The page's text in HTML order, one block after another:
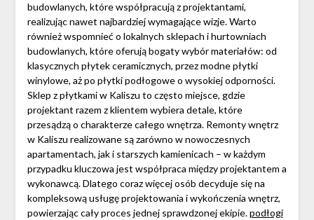
budowlanych, które współpracują z projektantami,
realizując nawet najbardziej wymagające wizje. Warto
również wspomnieć o lokalnych sklepach i hurtowniach
budowlanych, które oferują bogaty wybór materiałów: od
klasycznych płytek ceramicznych, przez modne płytki
winylowe, aż po płytki podłogowe o wysokiej odporności.
Sklep z płytkami w Kaliszu to często miejsce, gdzie
projektant razem z klientem wybiera detale, które
przesądzą o charakterze całego wnętrza. Remonty wnętrz
w Kaliszu realizowane są zarówno w nowoczesnych
apartamentach, jak i starszych kamienicach – w każdym
przypadku kluczowa jest współpraca między projektantem a
wykonawcą. Dlatego coraz więcej osób decyduje się na
kompleksową usługę projektowania i wykończenia wnętrz,
powierzając cały proces jednej sprawdzonej ekipie.podłogi